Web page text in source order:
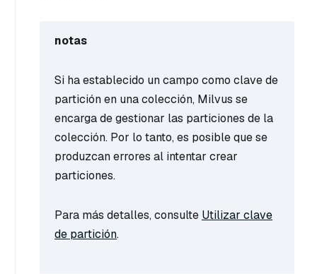
notas
Si ha establecido un campo como clave de
partición en una colección, Milvus se
encarga de gestionar las particiones de la
colección. Por lo tanto, es posible que se
produzcan errores al intentar crear
particiones.
Para más detalles, consulte Utilizar clave
de partición.